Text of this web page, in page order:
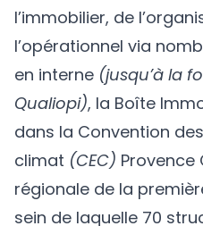
l’immobilier, de
l’opérationnel via
en interne (jusqu’à la
Qualiopi), la Boîte
dans la Convention
climat (CEC) Provence
régionale de la
sein de laquelle 70